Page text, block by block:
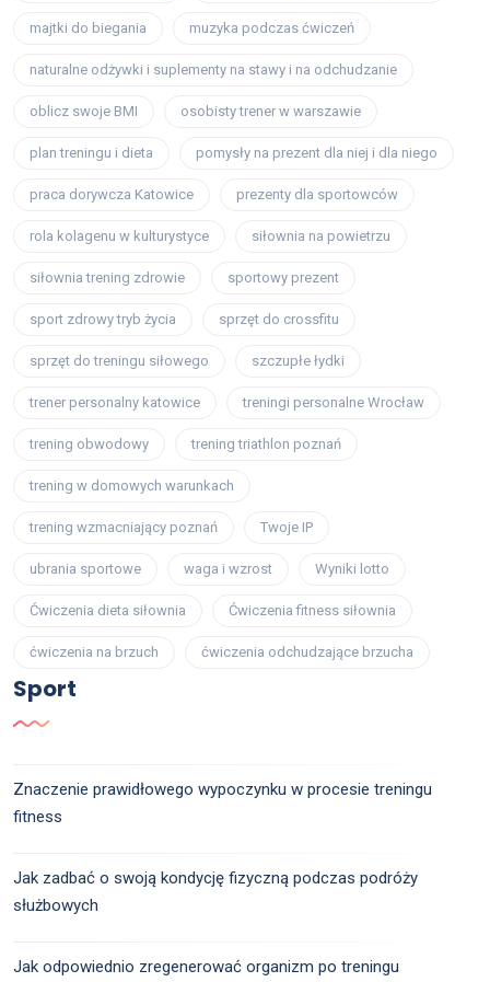
majtki do biegania muzyka podczas ćwiczeń
naturalne odżywki i suplementy na stawy i na odchudzanie
oblicz swoje BMI osobisty trener w warszawie
plan treningu i dieta pomysły na prezent dla niej i dla niego
praca dorywcza Katowice prezenty dla sportowców
rola kolagenu w kulturystyce siłownia na powietrzu
siłownia trening zdrowie sportowy prezent
sport zdrowy tryb życia sprzęt do crossfitu
sprzęt do treningu siłowego szczupłe łydki
trener personalny katowice treningi personalne Wrocław
trening obwodowy trening triathlon poznań
trening w domowych warunkach
trening wzmacniający poznań Twoje IP
ubrania sportowe waga i wzrost Wyniki lotto
Ćwiczenia dieta siłownia Ćwiczenia fitness siłownia
ćwiczenia na brzuch ćwiczenia odchudzające brzucha
Sport
Znaczenie prawidłowego wypoczynku w procesie treningu
fitness
Jak zadbać o swoją kondycję fizyczną podczas podróży
służbowych
Jak odpowiednio zregenerować organizm po treningu